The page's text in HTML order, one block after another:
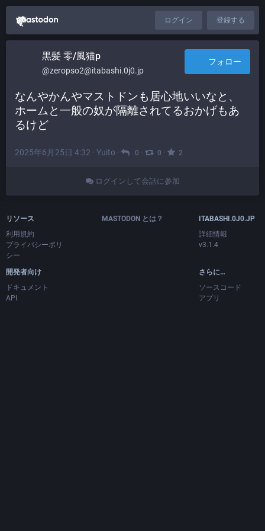
ログイン 登録する
黒髪 零/風猫p
@zeropso2@itabashi.0j0.jp
フォロー
なんやかんやマストドンも居心地いいなと、
ホームと一般の奴が隔離されてるおかげもあ
るけど
2025年6月25日 4:32 · Yuito · 0 · 0 · 2
ログインして会話に参加
リソース
利用規約
プライバシーポリ
シー
開発者向け
ドキュメント
API
MASTODON とは？
ITABASHI.0J0.JP
詳細情報
v3.1.4
さらに…
ソースコード
アプリ